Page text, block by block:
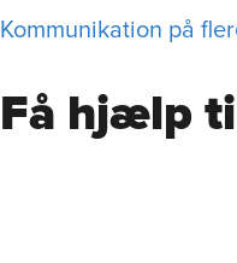
Kommunikation på
Få hjælp